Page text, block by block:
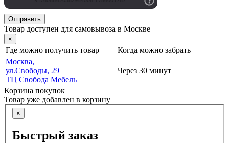
Отправить
Товар доступен для самовывоза в Москве
×
Где можно получить товар
Когда можно забрать
Москва,
ул.Свободы, 29
ТЦ Свобода Мебель
Через 30 минут
Корзина покупок
Товар уже добавлен в корзину
×
Быстрый заказ